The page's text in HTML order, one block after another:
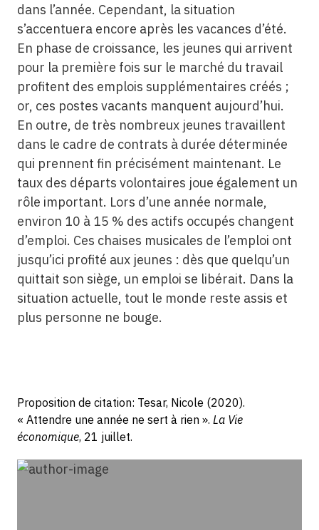
dans l’année. Cependant, la situation
s’accentuera encore après les vacances d’été.
En phase de croissance, les jeunes qui arrivent
pour la première fois sur le marché du travail
profitent des emplois supplémentaires créés ;
or, ces postes vacants manquent aujourd’hui.
En outre, de très nombreux jeunes travaillent
dans le cadre de contrats à durée déterminée
qui prennent fin précisément maintenant. Le
taux des départs volontaires joue également un
rôle important. Lors d’une année normale,
environ 10 à 15 % des actifs occupés changent
d’emploi. Ces chaises musicales de l’emploi ont
jusqu’ici profité aux jeunes : dès que quelqu’un
quittait son siège, un emploi se libérait. Dans la
situation actuelle, tout le monde reste assis et
plus personne ne bouge.
Proposition de citation: Tesar, Nicole (2020).
« Attendre une année ne sert à rien ». La Vie
économique, 21 juillet.